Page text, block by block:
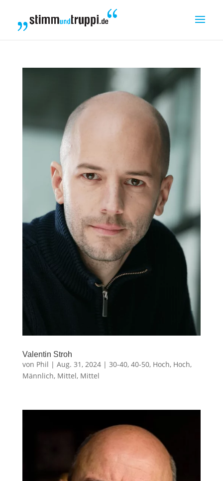
Valentin Stroh
von Phil | Aug. 31, 2024| 30-40, 40-50, Hoch, Hoch,
Männlich, Mittel, Mittel